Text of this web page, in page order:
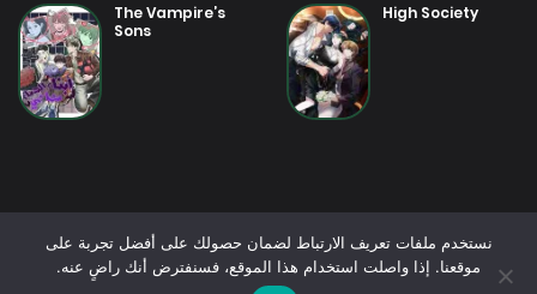
High Society
The Vampire’s
Sons
© 2025 - جميع الحقوق محفوظة - اقرأ المانجا بسرعة
نستخدم ملفات تعريف الارتباط لضمان حصولك على أفضل تجربة على
موقعنا. إذا واصلت استخدام هذا الموقع، فسنفترض أنك راضٍ عنه.